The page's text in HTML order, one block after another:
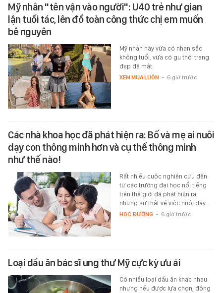
Mỹ nhân "tên vận vào người": U40 trẻ như gian
lận tuổi tác, lên đồ toàn công thức chị em muốn
bê nguyên
Mỹ nhân này vừa có nhan sắc
không tuổi, vừa có gu thời trang
đẹp đã mắt.
XEM MUA LUÔN - 6 giờ trước
Các nhà khoa học đã phát hiện ra: Bố và mẹ ai nuôi
dạy con thông minh hơn và cụ thể thông minh
như thế nào!
Rất nhiều cuộc nghiên cứu đến
từ các trường đại học nổi tiếng
trên thế giới đã phát hiện ra
những sự thật về việc nuôi dạy…
HỌC ĐƯỜNG - 6 giờ trước
Loại dầu ăn bác sĩ ung thư Mỹ cực kỳ ưu ái
Có nhiều loại dầu ăn khác nhau
nhưng nếu được lựa chọn, đông